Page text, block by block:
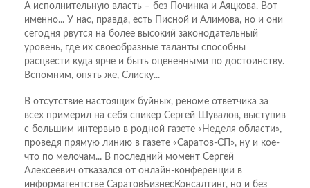
А исполнительную власть – без Починка и Аяцкова. Вот
именно... У нас, правда, есть Писной и Алимова, но и они
сегодня рвутся на более высокий законодательный
уровень, где их своеобразные таланты способны
расцвести куда ярче и быть оцененными по достоинству.
Вспомним, опять же, Слиску...
В отсутствие настоящих буйных, реноме ответчика за
всех примерил на себя спикер Сергей Шувалов, выступив
с большим интервью в родной газете «Неделя области»,
проведя прямую линию в газете «Саратов-СП», ну и кое-
что по мелочам... В последний момент Сергей
Алексеевич отказался от онлайн-конференции в
информагентстве СаратовБизнесКонсалтинг, но и без